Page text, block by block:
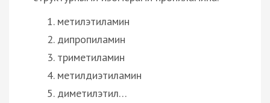
метилэтиламин
дипропиламин
триметиламин
метилдиэтиламин
диметилэтил…